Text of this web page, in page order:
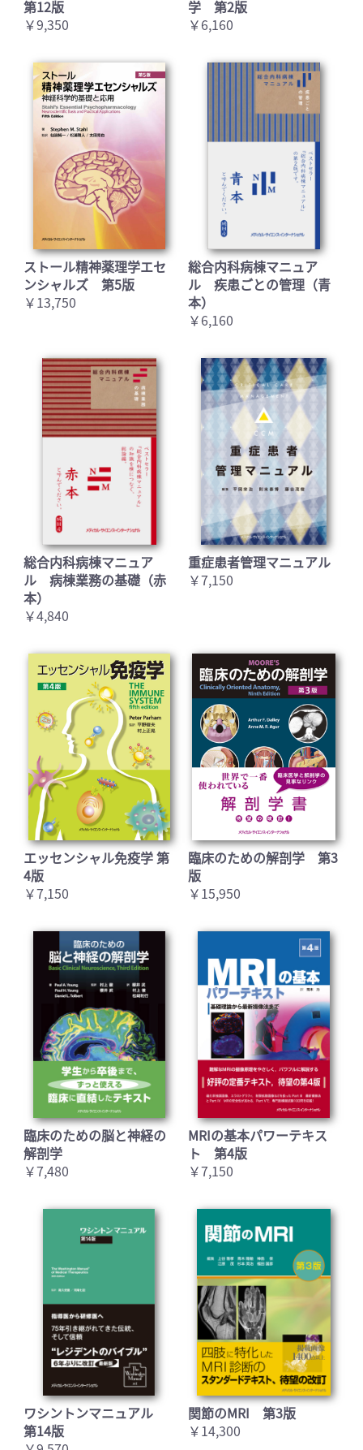
第12版
￥9,350
学 第2版
￥6,160
ストール精神薬理学エセ
ンシャルズ 第5版
￥13,750
総合内科病棟マニュア
ル 疾患ごとの管理（青
本）
￥6,160
総合内科病棟マニュア
ル 病棟業務の基礎（赤
本）
￥4,840
重症患者管理マニュアル
￥7,150
エッセンシャル免疫学 第
4版
￥7,150
臨床のための解剖学 第3
版
￥15,950
臨床のための脳と神経の
解剖学
￥7,480
MRIの基本パワーテキス
ト 第4版
￥7,150
ワシントンマニュアル
第14版
関節のMRI 第3版
￥14,300